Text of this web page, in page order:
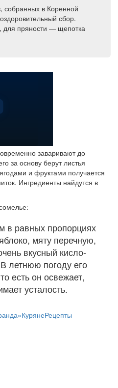
собранных в Коренной
сбор.
для пряности — щепотка
заваривают до
за основу берут листья
и фруктами получается
Ингредиенты найдутся в
равных пропорциях
мяту перечную,
вкусный кисло-
летнюю погоду его
есть он освежает,
усталость.
КурянеРецепты